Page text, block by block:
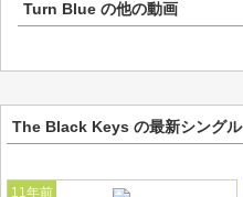
Turn Blue の他の動画
The Black Keys の最新シングル
11年前